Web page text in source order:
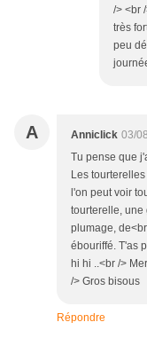
/> <br
très
peu
A Anniclick 03/
Tu pense que
Les
l'on peut voir
tourterelle, une
plumage,
ébouriffé. T'as
hi hi ..<br />
/> Gros bisous
Répondre